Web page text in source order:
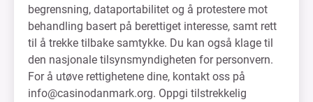
begrensning, dataportabilitet og å protestere mot
behandling basert på berettiget interesse, samt rett
til å trekke tilbake samtykke. Du kan også klage til
den nasjonale tilsynsmyndigheten for personvern.
For å utøve rettighetene dine, kontakt oss på
info@casinodanmark.org. Oppgi tilstrekkelig